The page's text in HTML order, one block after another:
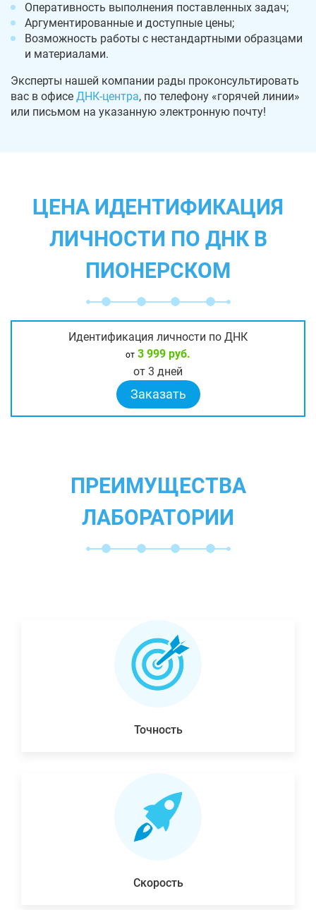
Оперативность выполнения поставленных задач;
Аргументированные и доступные цены;
Возможность работы с нестандартными образцами
и материалами.
Эксперты нашей компании рады проконсультировать
вас в офисе ДНК-центра, по телефону «горячей линии»
или письмом на указанную электронную почту!
ЦЕНА ИДЕНТИФИКАЦИЯ
ЛИЧНОСТИ ПО ДНК В
ПИОНЕРСКОМ
Идентификация личности по ДНК
от 3 999 руб.
от 3 дней
Заказать
ПРЕИМУЩЕСТВА
ЛАБОРАТОРИИ
Точность
Скорость